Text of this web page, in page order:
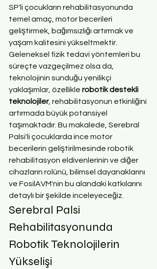
SP'li çocukların rehabilitasyonunda
temel amaç, motor becerileri
geliştirmek, bağımsızlığı artırmak ve
yaşam kalitesini yükseltmektir.
Geleneksel fizik tedavi yöntemleri bu
süreçte vazgeçilmez olsa da,
teknolojinin sunduğu yenilikçi
yaklaşımlar, özellikle robotik destekli
teknolojiler, rehabilitasyonun etkinliğini
artırmada büyük potansiyel
taşımaktadır. Bu makalede, Serebral
Palsi'li çocuklarda ince motor
becerilerin geliştirilmesinde robotik
rehabilitasyon eldivenlerinin ve diğer
cihazların rolünü, bilimsel dayanaklarını
ve FosilAVM'nin bu alandaki katkılarını
detaylı bir şekilde inceleyeceğiz.
Serebral Palsi
Rehabilitasyonunda
Robotik Teknolojilerin
Yükselişi